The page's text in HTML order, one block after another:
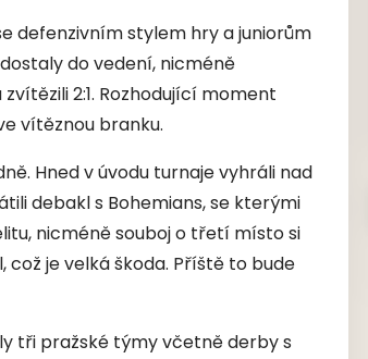
defenzivním stylem hry a juniorům
do vedení, nicméně
2:1. Rozhodující moment
vítěznou branku.
Hned v úvodu turnaje vyhráli nad
debakl s Bohemians, se kterými
nicméně souboj o třetí místo si
což je velká škoda. Příště to bude
tři pražské týmy včetně derby s